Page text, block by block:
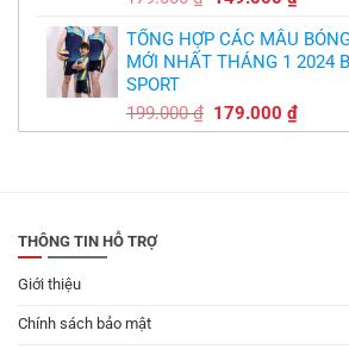
là:
179.000 ₫.
tại
là:
TỔNG HỢP CÁC MẪU
MỚI NHẤT THÁNG 1 2024
SPORT
199.000₫ Giá
gốc
179.000₫Giá
hiện
THÔNG TIN HỖ TRỢ
Giới thiệu
Chính sách bảo mật